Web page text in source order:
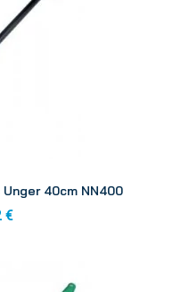
40cm NN400
€